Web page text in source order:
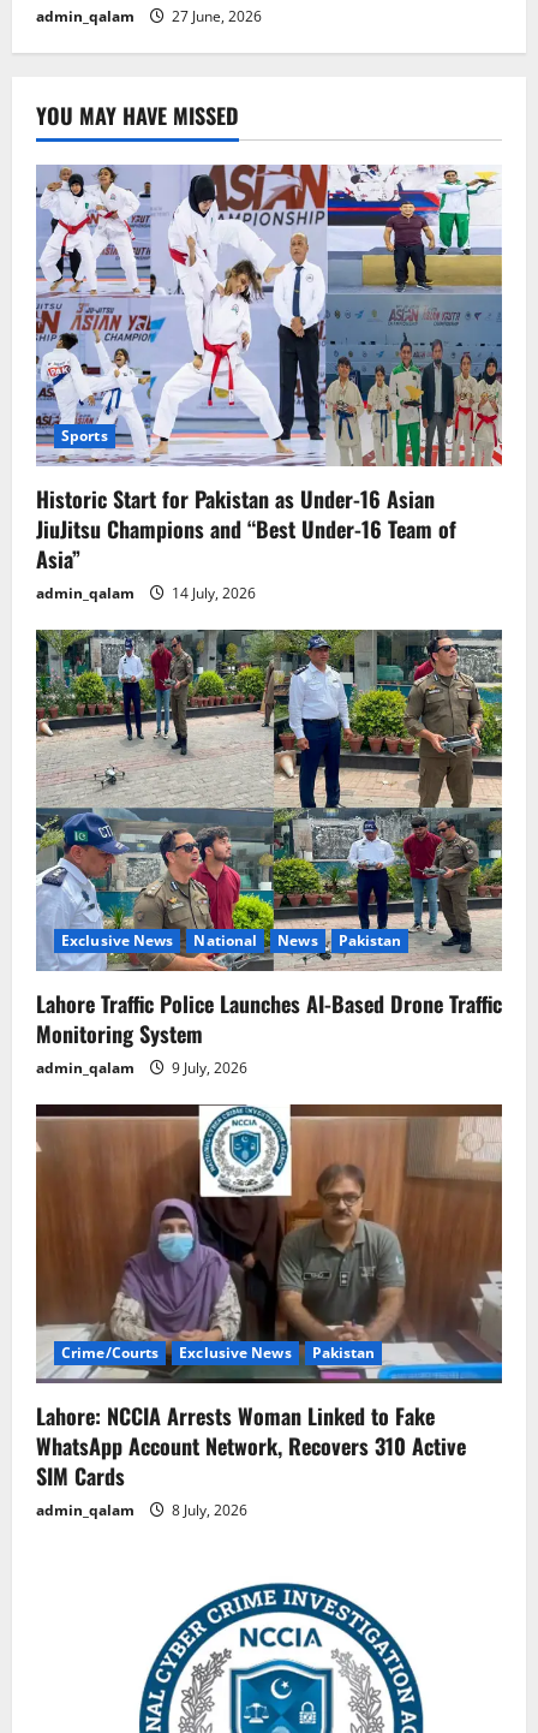
admin_qalam 27 June, 2026
YOU MAY HAVE MISSED
Sports
Historic Start for Pakistan as Under-16 Asian
JiuJitsu Champions and “Best Under-16 Team of
Asia”
admin_qalam 14 July, 2026
Exclusive News National News Pakistan
Lahore Traffic Police Launches AI-Based Drone Traffic
Monitoring System
admin_qalam 9 July, 2026
Crime/Courts Exclusive News Pakistan
Lahore: NCCIA Arrests Woman Linked to Fake
WhatsApp Account Network, Recovers 310 Active
SIM Cards
admin_qalam 8 July, 2026